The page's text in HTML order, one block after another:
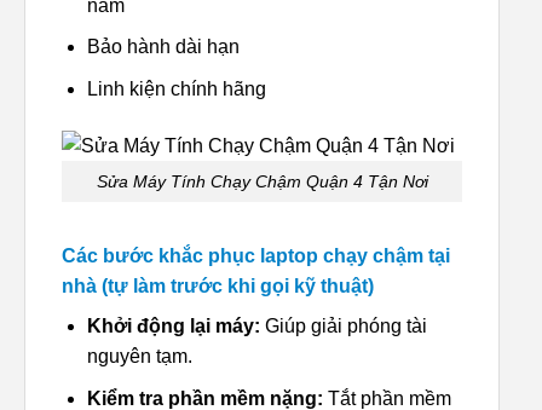
năm
Bảo hành dài hạn
Linh kiện chính hãng
Sửa Máy Tính Chạy Chậm Quận 4 Tận Nơi
Các bước khắc phục laptop chạy chậm tại
nhà (tự làm trước khi gọi kỹ thuật)
Khởi động lại máy: Giúp giải phóng tài
nguyên tạm.
Kiểm tra phần mềm nặng: Tắt phần mềm